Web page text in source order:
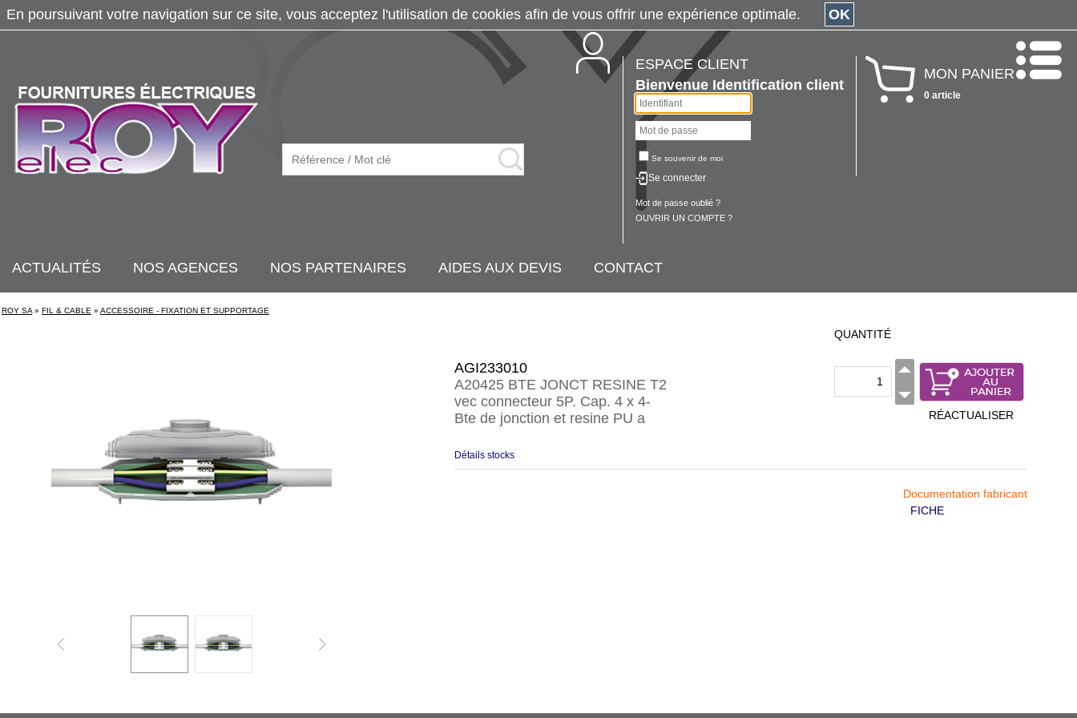
ESPACE CLIENT
Bienvenue Identification client
Se souvenir de moi
Se connecter
Mot de passe oublié ?
OUVRIR UN COMPTE ?
MON PANIER
0 article
ACTUALITÉS NOS AGENCES NOS PARTENAIRES AIDES AUX DEVIS CONTACT
ROY SA » FIL & CABLE » ACCESSOIRE - FIXATION ET SUPPORTAGE
AGI233010
A20425 BTE JONCT RESINE T2
vec connecteur 5P. Cap. 4 x 4-
Bte de jonction et resine PU a
QUANTITÉ
RÉACTUALISER
Détails stocks
Documentation fabricant
FICHE
En poursuivant votre navigation sur ce site, vous acceptez l'utilisation de cookies afin de vous offrir une expérience optimale. OK